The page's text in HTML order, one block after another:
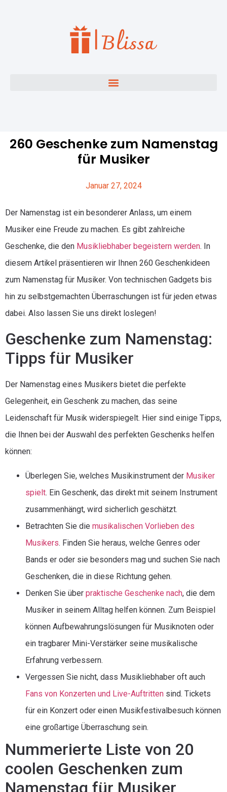
260 Geschenke zum Namenstag
für Musiker
Januar 27, 2024
Der Namenstag ist ein besonderer Anlass, um einem
Musiker eine Freude zu machen. Es gibt zahlreiche
Geschenke, die den Musikliebhaber begeistern werden. In
diesem Artikel präsentieren wir Ihnen 260 Geschenkideen
zum Namenstag für Musiker. Von technischen Gadgets bis
hin zu selbstgemachten Überraschungen ist für jeden etwas
dabei. Also lassen Sie uns direkt loslegen!
Geschenke zum Namenstag:
Tipps für Musiker
Der Namenstag eines Musikers bietet die perfekte
Gelegenheit, ein Geschenk zu machen, das seine
Leidenschaft für Musik widerspiegelt. Hier sind einige Tipps,
die Ihnen bei der Auswahl des perfekten Geschenks helfen
können:
Überlegen Sie, welches Musikinstrument der Musiker
spielt. Ein Geschenk, das direkt mit seinem Instrument
zusammenhängt, wird sicherlich geschätzt.
Betrachten Sie die musikalischen Vorlieben des
Musikers. Finden Sie heraus, welche Genres oder
Bands er oder sie besonders mag und suchen Sie nach
Geschenken, die in diese Richtung gehen.
Denken Sie über praktische Geschenke nach, die dem
Musiker in seinem Alltag helfen können. Zum Beispiel
können Aufbewahrungslösungen für Musiknoten oder
ein tragbarer Mini-Verstärker seine musikalische
Erfahrung verbessern.
Vergessen Sie nicht, dass Musikliebhaber oft auch
Fans von Konzerten und Live-Auftritten sind. Tickets
für ein Konzert oder einen Musikfestivalbesuch können
eine großartige Überraschung sein.
Nummerierte Liste von 20
coolen Geschenken zum
Namenstag für Musiker